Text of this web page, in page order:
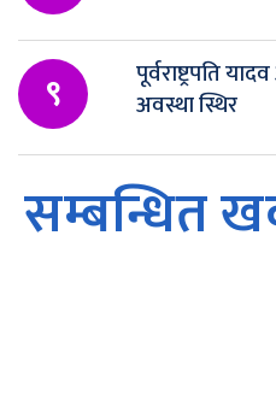
९
पूर्वराष्ट्रपति
अवस्था स्थिर
सम्बन्धित